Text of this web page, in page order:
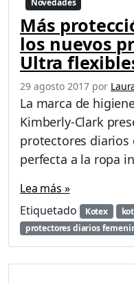
Novedades
Más
los nuevos
Ultra
29 agosto 2017 por
La marca de
Kimberly-Clark
protectores diarios
perfecta a la ropa
Lea más »
Etiquetado
Kotex
protectores diarios